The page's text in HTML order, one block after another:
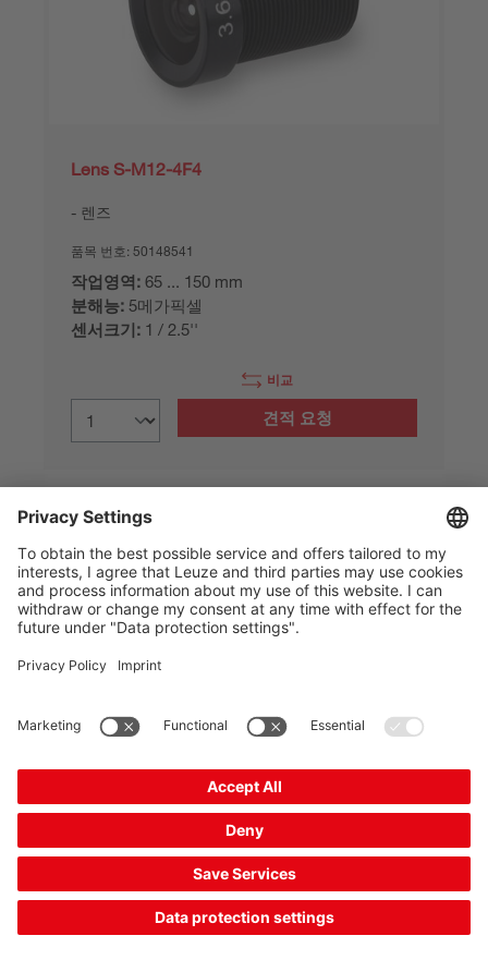
Lens S-M12-4F4
렌즈
품목 번호: 50148541
작업영역: 65 ... 150 mm
분해능: 5메가픽셀
센서크기: 1 / 2.5''
비교
견적 요청
상품 정보: 26. 8. 5.
The Sensor People
바로 가기
뉴스레터
개인정보보호 쿠키 설정
판매 및 인도조건
CE